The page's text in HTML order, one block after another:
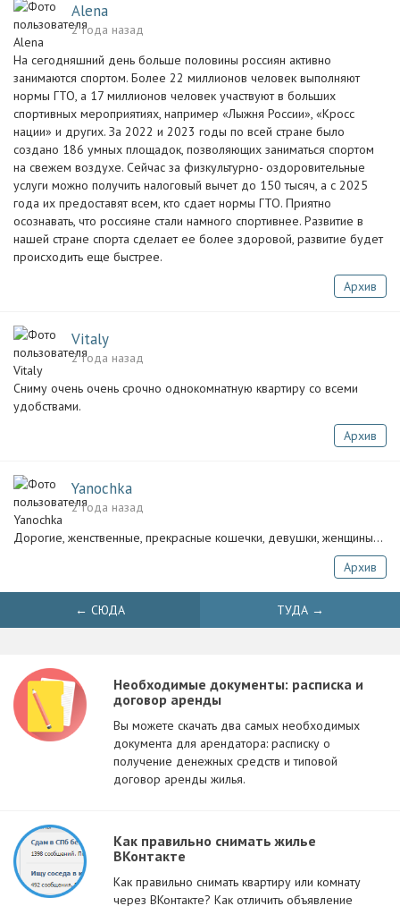
Alena
2 года назад
На сегодняшний день больше половины россиян активно
занимаются спортом. Более 22 миллионов человек выполняют
нормы ГТО, а 17 миллионов человек участвуют в больших
спортивных мероприятиях, например «Лыжня России», «Кросс
нации» и других. За 2022 и 2023 годы по всей стране было
создано 186 умных площадок, позволяющих заниматься спортом
на свежем воздухе. Сейчас за физкультурно- оздоровительные
услуги можно получить налоговый вычет до 150 тысяч, а с 2025
года их предоставят всем, кто сдает нормы ГТО. Приятно
осознавать, что россияне стали намного спортивнее. Развитие в
нашей стране спорта сделает ее более здоровой, развитие будет
происходить еще быстрее.
Архив
Vitaly
2 года назад
Сниму очень очень срочно однокомнатную квартиру со всеми
удобствами.
Архив
Yanochka
2 года назад
Дорогие, женственные, прекрасные кошечки, девушки, женщины…
Архив
← СЮДА ТУДА →
Необходимые документы: расписка и
договор аренды
Вы можете скачать два самых необходимых
документа для арендатора: расписку о
получение денежных средств и типовой
договор аренды жилья.
Как правильно снимать жилье
ВКонтакте
Как правильно снимать квартиру или комнату
через ВКонтакте? Как отличить объявление